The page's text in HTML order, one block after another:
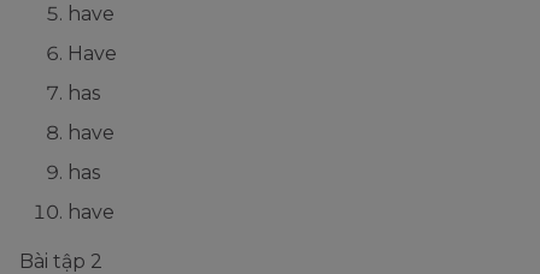
have
Have
has
have
has
have
Bài tập 2